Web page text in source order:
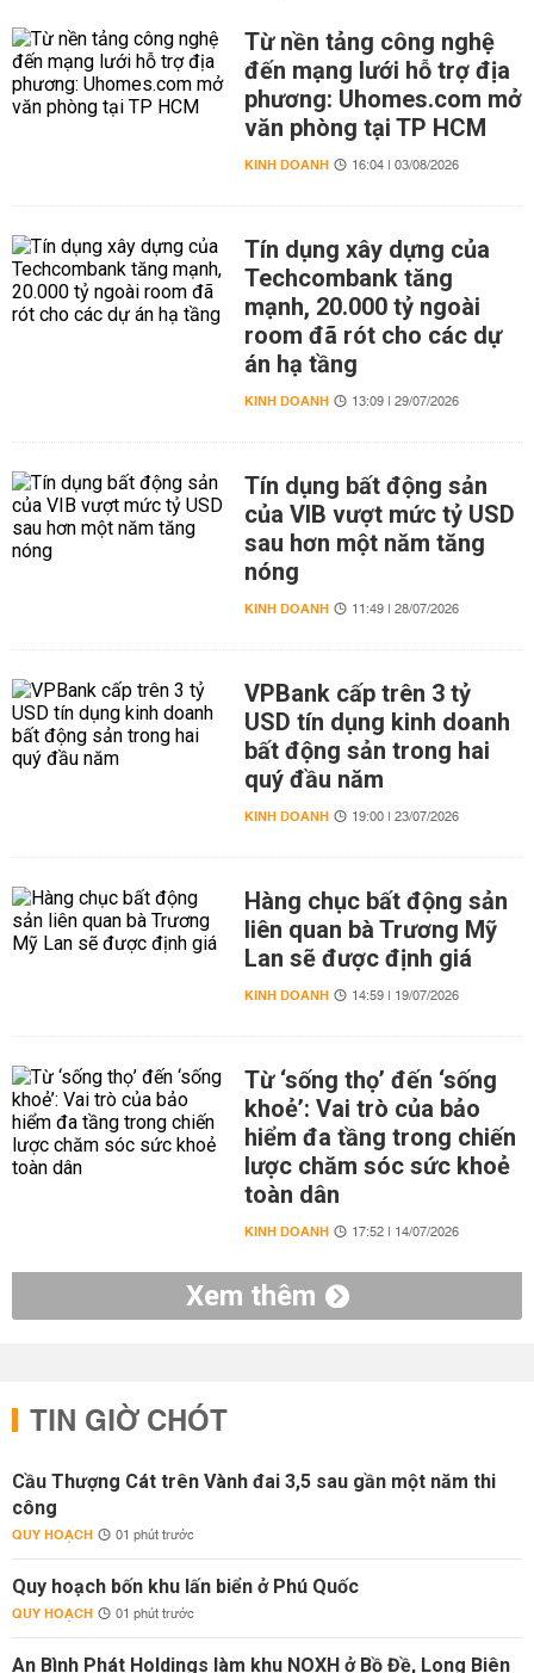
Từ nền tảng công nghệ
đến mạng lưới hỗ trợ địa
phương: Uhomes.com mở
văn phòng tại TP HCM
KINH DOANH 16:04 | 03/08/2026
Tín dụng xây dựng của
Techcombank tăng
mạnh, 20.000 tỷ ngoài
room đã rót cho các dự
án hạ tầng
KINH DOANH 13:09 | 29/07/2026
Tín dụng bất động sản
của VIB vượt mức tỷ USD
sau hơn một năm tăng
nóng
KINH DOANH 11:49 | 28/07/2026
VPBank cấp trên 3 tỷ
USD tín dụng kinh doanh
bất động sản trong hai
quý đầu năm
KINH DOANH 19:00 | 23/07/2026
Hàng chục bất động sản
liên quan bà Trương Mỹ
Lan sẽ được định giá
KINH DOANH 14:59 | 19/07/2026
Từ ‘sống thọ’ đến ‘sống
khoẻ’: Vai trò của bảo
hiểm đa tầng trong chiến
lược chăm sóc sức khoẻ
toàn dân
KINH DOANH 17:52 | 14/07/2026
Xem thêm
TIN GIỜ CHÓT
Cầu Thượng Cát trên Vành đai 3,5 sau gần một năm thi
công
QUY HOẠCH 01 phút trước
Quy hoạch bốn khu lấn biển ở Phú Quốc
QUY HOẠCH 01 phút trước
An Bình Phát Holdings làm khu NOXH ở Bồ Đề, Long Biên